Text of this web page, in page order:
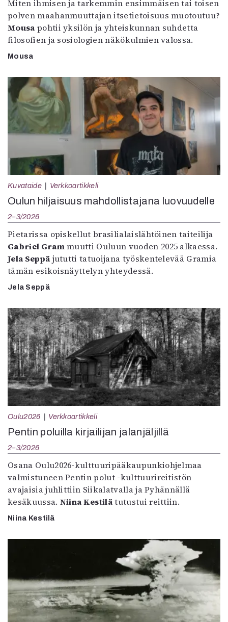
Miten ihmisen ja tarkemmin ensimmäisen tai toisen
polven maahanmuuttajan itsetietoisuus muotoutuu?
Mousa pohtii yksilön ja yhteiskunnan suhdetta
filosofien ja sosiologien näkökulmien valossa.
Mousa
Kuvataide Verkkoartikkeli
Oulun hiljaisuus mahdollistajana luovuudelle
2–3/2026
Pietarissa opiskellut brasilialaislähtöinen taiteilija
Gabriel Grammuutti Ouluun vuoden 2025 alkaessa.
Jela Seppä jututti tatuoijana työskentelevää Gramia
tämän esikoisnäyttelyn yhteydessä.
Jela Seppä
Oulu2026 Verkkoartikkeli
Pentin poluilla kirjailijan jalanjäljillä
2–3/2026
Osana Oulu2026-kulttuuripääkaupunkiohjelmaa
valmistuneen Pentin polut -kulttuurireitistön
avajaisia juhlittiin Siikalatvalla ja Pyhännällä
kesäkuussa. Niina Kestilätutustui reittiin.
Niina Kestilä